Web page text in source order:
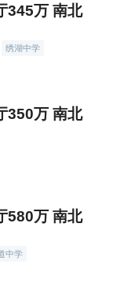
345万 南北
绣湖中学
350万 南北
580万 南北
中学